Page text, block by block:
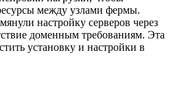
между узлами фермы.
настройку серверов через
доменным требованиям. Эта
установку и настройки в